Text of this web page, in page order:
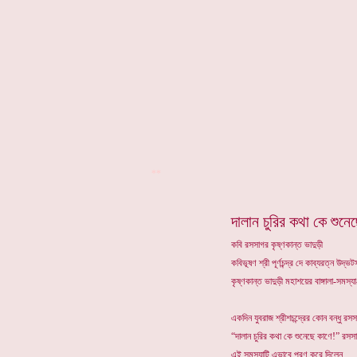
দালান চুরির কথা কে
কবি রসসাগর কৃষ্ণকান্ত ভাদুড়ী
কবিভূষণ শ্রী পূর্ণচন্দ্র দে কাব্যরত্ন
কৃষ্ণকান্ত ভাদুড়ী মহাশয়ের বাঙ্গালা-
একদিন যুবরাজ শ্রীশচন্দ্রের কোন বন্ধু
“দালান চুরির কথা কে শুনেছে কাণে!”
এই সমস্যাটি এভাবে পূরণ করে দিলেন . . .